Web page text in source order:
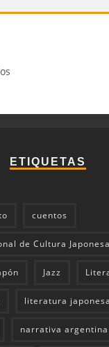
ETIQUETAS
cuentos
de Cultura Japonesa
Jazz
literatura japonesa
narrativa argentina